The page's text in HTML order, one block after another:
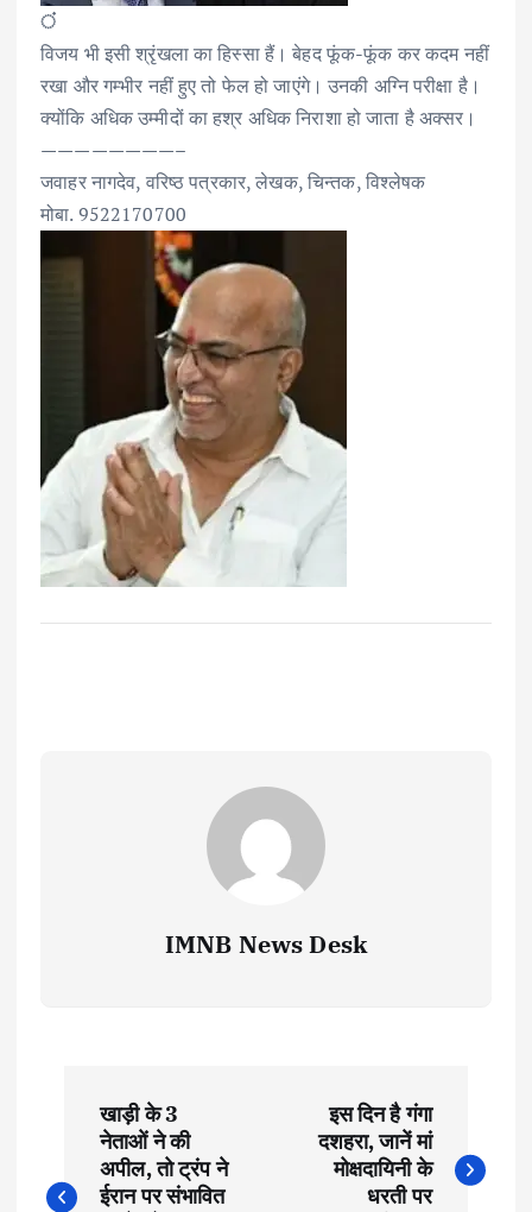
ं
विजय भी इसी श्रृंखला का हिस्सा हैं। बेहद फूंक-फूंक कर कदम नहीं
रखा और गम्भीर नहीं हुए तो फेल हो जाएंगे। उनकी अग्नि परीक्षा है।
क्योंकि अधिक उम्मीदों का हश्र अधिक निराशा हो जाता है अक्सर।
————————–
जवाहर नागदेव, वरिष्ठ पत्रकार, लेखक, चिन्तक, विश्लेषक
मोबा. 9522170700
IMNB News Desk
खाड़ी के 3
नेताओं ने की
अपील, तो ट्रंप ने
ईरान पर संभावित
इस दिन है गंगा
दशहरा, जानें मां
मोक्षदायिनी के
धरती पर